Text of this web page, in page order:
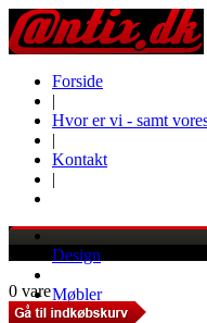
Forside
|
Hvor er vi - samt
|
Kontakt
|
Design
Møbler
0 vare